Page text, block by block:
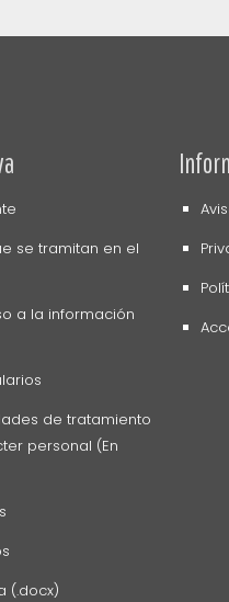
se tramitan en el
a la información
de tratamiento
personal (En
(.docx)